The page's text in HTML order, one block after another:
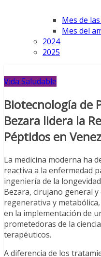
Mes de
Mes del
2024
2025
Vida Saludable
Biotecnología de
Bezara lidera la
Péptidos en
La medicina moderna ha
reactiva a la enfermedad
ingeniería de la
Bezara, cirujano general
regenerativa y
en la implementación de
prometedoras de la
terapéuticos.
A diferencia de los